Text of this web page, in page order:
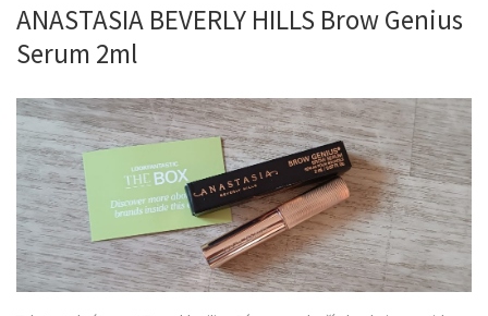
ANASTASIA BEVERLY HILLS Brow Genius
Serum 2ml